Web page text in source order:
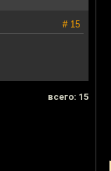
# 15
всего: 15